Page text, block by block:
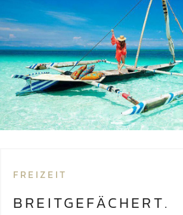
FREIZEIT
BREITGEFÄCHERT.